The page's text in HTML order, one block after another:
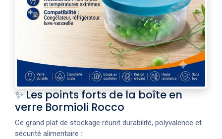
✨ Les points forts de la boîte en
verre Bormioli Rocco
Ce grand plat de stockage réunit durabilité, polyvalence et
sécurité alimentaire :